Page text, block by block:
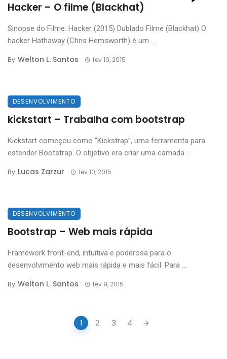
Hacker – O filme (Blackhat)
Sinopse do Filme: Hacker (2015) Dublado Filme (Blackhat) O
hacker Hathaway (Chris Hemsworth) é um ...
By Welton L. Santos fev 10, 2015
DESENVOLVIMENTO
kickstart – Trabalha com bootstrap
Kickstart começou como “Kickstrap”, uma ferramenta para
estender Bootstrap. O objetivo era criar uma camada ...
By Lucas Zarzur fev 10, 2015
DESENVOLVIMENTO
Bootstrap – Web mais rápida
Framework front-end, intuitiva e poderosa para o
desenvolvimento web mais rápida e mais fácil. Para ...
By Welton L. Santos fev 9, 2015
1 2 3 4